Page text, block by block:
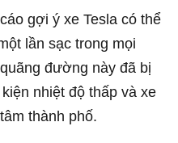
gợi ý xe Tesla có thể
lần sạc trong mọi
đường này đã bị
nhiệt độ thấp và xe
thành phố.